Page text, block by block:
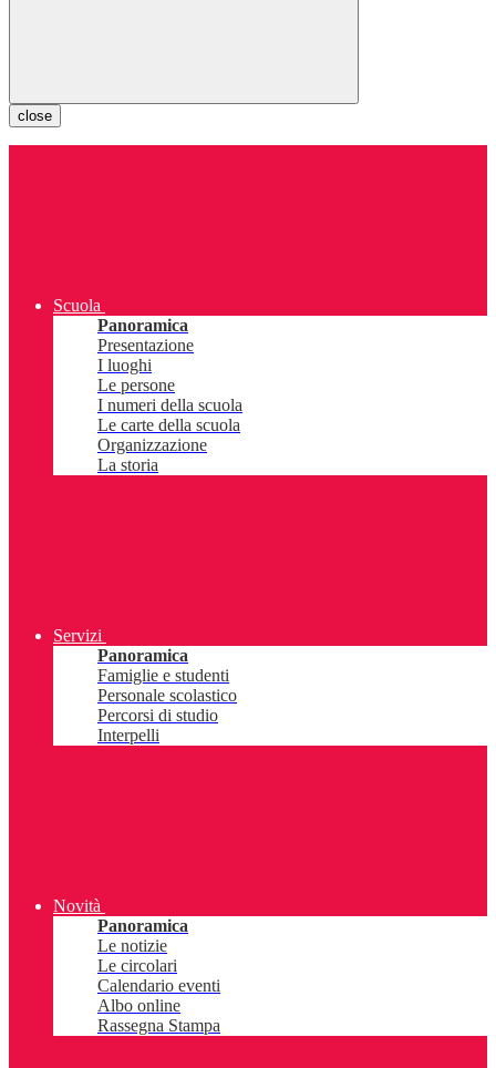
close
Scuola
Panoramica
Presentazione
I luoghi
Le persone
I numeri della scuola
Le carte della scuola
Organizzazione
La storia
Servizi
Panoramica
Famiglie e studenti
Personale scolastico
Percorsi di studio
Interpelli
Novità
Panoramica
Le notizie
Le circolari
Calendario eventi
Albo online
Rassegna Stampa